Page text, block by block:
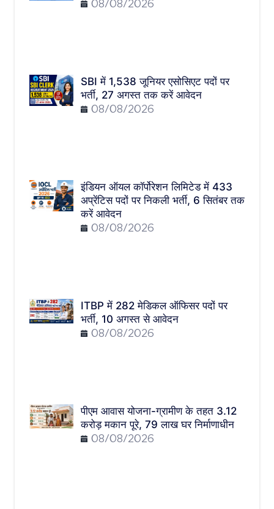
08/08/2026
SBI में 1,538 जूनियर एसोसिएट पदों पर
भर्ती, 27 अगस्त तक करें आवेदन
08/08/2026
इंडियन ऑयल कॉर्पोरेशन लिमिटेड में 433
अप्रेंटिस पदों पर निकली भर्ती, 6 सितंबर तक
करें आवेदन
08/08/2026
ITBP में 282 मेडिकल ऑफिसर पदों पर
भर्ती, 10 अगस्त से आवेदन
08/08/2026
पीएम आवास योजना-ग्रामीण के तहत 3.12
करोड़ मकान पूरे, 79 लाख घर निर्माणाधीन
08/08/2026